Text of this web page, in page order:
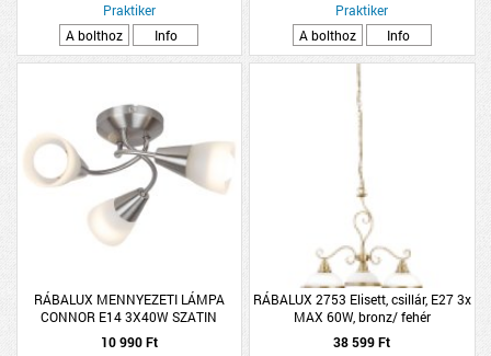
Praktiker
A bolthoz
Info
Praktiker
A bolthoz
Info
RÁBALUX MENNYEZETI LÁMPA
CONNOR E14 3X40W SZATIN
KRÓM/OPÁL ÜVEG
10 990 Ft
RÁBALUX 2753 Elisett, csillár, E27 3x
MAX 60W, bronz/ fehér
38 599 Ft